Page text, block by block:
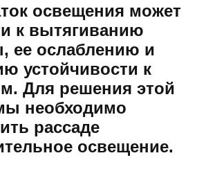
освещения может
к вытягиванию
ее ослаблению и
устойчивости к
Для решения этой
необходимо
рассаде
освещение.